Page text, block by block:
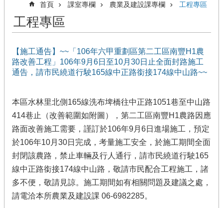
首頁 課室專欄 農業及建設課專欄 工程專區
工程專區
【施工通告】~~「106年六甲重劃區第二工區南豐H1農
路改善工程」106年9月6日至10月30日止全面封路施工
通告，請市民繞道行駛165線中正路銜接174線中山路~~
本區水林里北側165線洗布埤橋往中正路1051巷至中山路
414巷止（改善範圍如附圖），第二工區南豐H1農路因應
路面改善施工需要，謹訂於106年9月6日進場施工，預定
於106年10月30日完成，考量施工安全，於施工期間全面
封閉該農路，禁止車輛及行人通行，請市民繞道行駛165
線中正路銜接174線中山路，敬請市民配合工程施工，諸
多不便，敬請見諒。施工期間如有相關問題及建議之處，
請電洽本所農業及建設課 06-6982285。